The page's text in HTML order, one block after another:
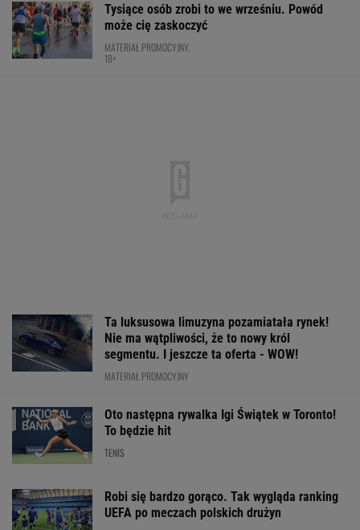
Tysiące osób zrobi to we wrześniu. Powód
może cię zaskoczyć
MATERIAŁ PROMOCYJNY,
18+
Ta luksusowa limuzyna pozamiatała rynek!
Nie ma wątpliwości, że to nowy król
segmentu. I jeszcze ta oferta - WOW!
MATERIAŁ PROMOCYJNY
Oto następna rywalka Igi Świątek w Toronto!
To będzie hit
TENIS
Robi się bardzo gorąco. Tak wygląda ranking
UEFA po meczach polskich drużyn